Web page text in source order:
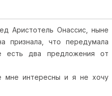
Аристотель Онассис, ныне
признала, что передумала
есть два предложения от
мне интересны и я не хочу